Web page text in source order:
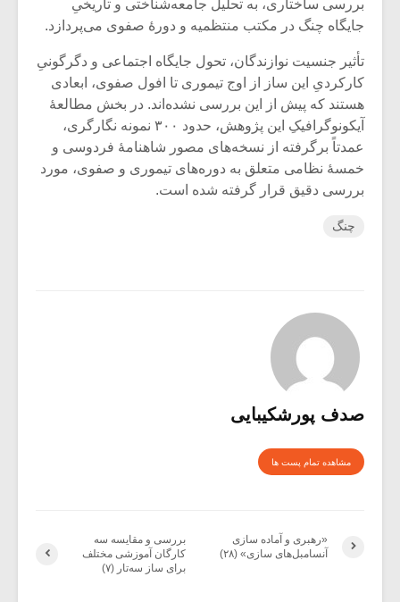
بررسی ساختاری، به تحلیل جامعه‌شناختی و تاریخیِ
جایگاه چنگ در مکتب منتظمیه و دورۀ صفوی می‌پردازد.
تأثیر جنسیت نوازندگان، تحول جایگاه اجتماعی و دگرگونیِ
کارکردیِ این ساز از اوج تیموری تا افول صفوی، ابعادی
هستند که پیش از این بررسی نشده‌اند. در بخش مطالعۀ
آیکونوگرافیکِ این پژوهش، حدود ۳۰۰ نمونه نگارگری،
عمدتاً برگرفته از نسخه‌های مصور شاهنامۀ فردوسی و
خمسۀ نظامی متعلق به دوره‌های تیموری و صفوی، مورد
بررسی دقیق قرار گرفته شده است.
چنگ
صدف پورشکیبایی
مشاهده تمام پست ها
بررسی و مقایسه سه
کارگان آموزشی مختلف
برای ساز سه‌تار (۷)
«رهبری و آماده سازی
آنسامبل‌های سازی» (۲۸)